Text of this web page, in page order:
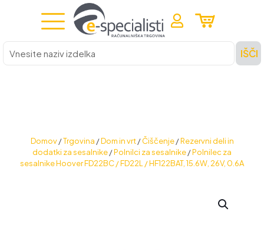
Vnesite
naziv
izdelka
IŠČI
Domov /Trgovina /Dom in vrt /Čiščenje /Rezervni deli in
dodatki za sesalnike/Polnilci za sesalnike/Polnilec za
sesalnike Hoover FD22BC / FD22L / HF122BAT, 15.6W, 26V, 0.6A